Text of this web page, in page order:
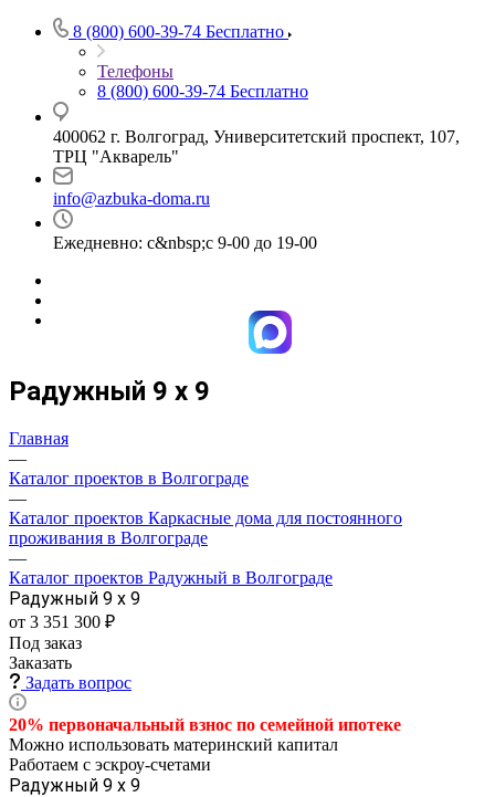
8 (800) 600-39-74 Бесплатно
Телефоны
8 (800) 600-39-74 Бесплатно
400062 г. Волгоград, Университетский проспект, 107,
ТРЦ "Акварель"
info@azbuka-doma.ru
Ежедневно: с&nbsp;с 9-00 до 19-00
Радужный 9 х 9
Главная
—
Каталог проектов в Волгограде
—
Каталог проектов Каркасные дома для постоянного
проживания в Волгограде
—
Каталог проектов Радужный в Волгограде
Радужный 9 х 9
от 3 351 300 ₽
Под заказ
Заказать
Задать вопрос
20% первоначальный взнос по семейной ипотеке
Можно использовать материнский капитал
Работаем с эскроу-счетами
Радужный 9 х 9